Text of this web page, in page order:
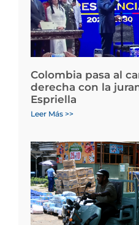
Colombia pasa al
derecha con la
Espriella
Leer Más >>